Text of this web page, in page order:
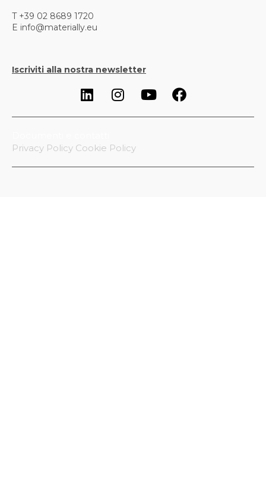
T +39 02 8689 1720
E info@materially.eu
Iscriviti alla nostra newsletter
Privacy Policy Cookie Policy